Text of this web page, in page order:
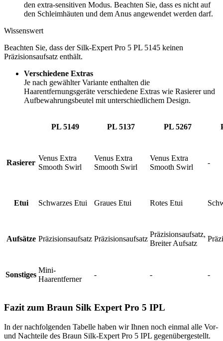
den extra-sensitiven Modus. Beachten Sie, dass es nicht auf
den Schleimhäuten und dem Anus angewendet werden darf.
Wissenswert
Beachten Sie, dass der Silk-Expert Pro 5 PL 5145 keinen
Präzisionsaufsatz enthält.
Verschiedene Extras
Je nach gewählter Variante enthalten die
Haarentfernungsgeräte verschiedene Extras wie Rasierer und
Aufbewahrungsbeutel mit unterschiedlichem Design.
PL 5149 PL 5137 PL 5267
Rasierer
Venus Extra
Smooth Swirl
Venus Extra
Smooth Swirl
Venus Extra
Smooth Swirl
-
Etui Schwarzes Etui Graues Etui Rotes Etui
Aufsätze Präzisionsaufsatz Präzisionsaufsatz
Präzisionsaufsatz,
Breiter Aufsatz
Sonstiges
Mini-
Haarentferner
- - -
Fazit zum Braun Silk Expert Pro 5 IPL
In der nachfolgenden Tabelle haben wir Ihnen noch einmal alle Vor-
und Nachteile des Braun Silk-Expert Pro 5 IPL gegenübergestellt.